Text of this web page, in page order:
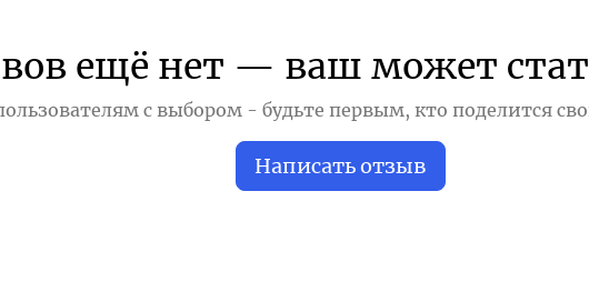
ещё нет — ваш может
с выбором - будьте первым, кто поделится
Написать отзыв